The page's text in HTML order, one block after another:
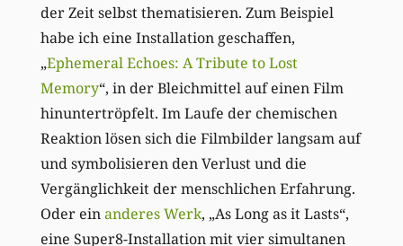
der Zeit selbst thematisieren. Zum Beispiel
habe ich eine Installation geschaffen,
„Ephemeral Echoes: A Tribute to Lost
Memory“, in der Bleichmittel auf einen Film
hinuntertröpfelt. Im Laufe der chemischen
Reaktion lösen sich die Filmbilder langsam auf
und symbolisieren den Verlust und die
Vergänglichkeit der menschlichen Erfahrung.
Oder einanderes Werk, „As Long as it Lasts“,
eine Super8-Installation mit vier simultanen